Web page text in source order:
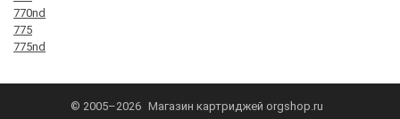
770nd
775
775nd
© 2005–2026 Магазин картриджей orgshop.ru